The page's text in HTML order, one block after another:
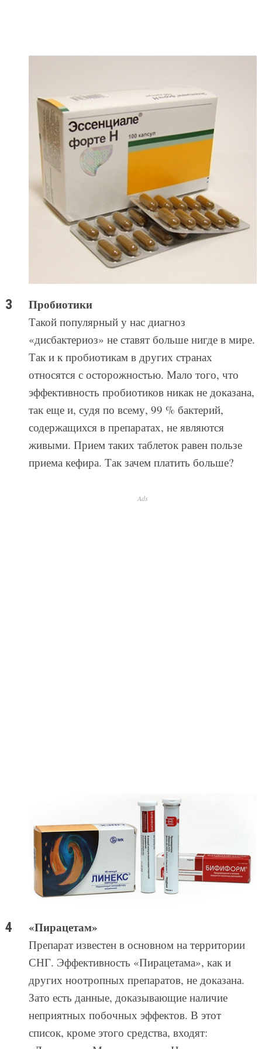
Пробиотики
Такой популярный у нас диагноз
«дисбактериоз» не ставят больше нигде в мире.
Так и к пробиотикам в других странах
относятся с осторожностью. Мало того, что
эффективность пробиотиков никак не доказана,
так еще и, судя по всему, 99 % бактерий,
содержащихся в препаратах, не являются
живыми. Прием таких таблеток равен пользе
приема кефира. Так зачем платить больше?
Ads
«Пирацетам»
Препарат известен в основном на территории
СНГ. Эффективность «Пирацетама», как и
других ноотропных препаратов, не доказана.
Зато есть данные, доказывающие наличие
неприятных побочных эффектов. В этот
список, кроме этого средства, входят: